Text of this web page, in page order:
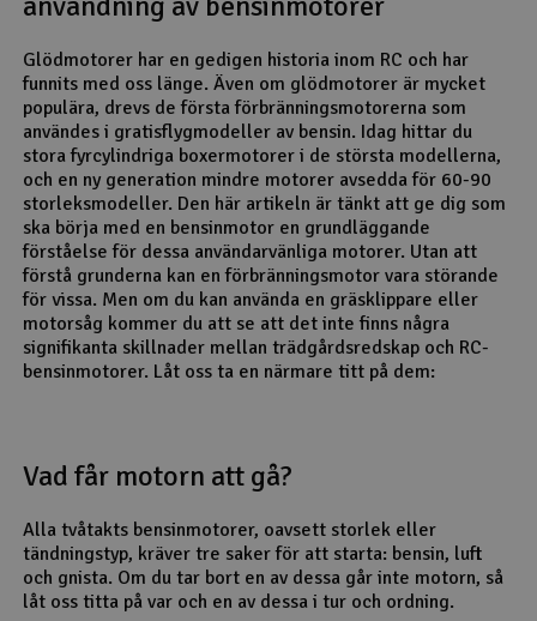
Raketer
Scooter & elfordon
Smarthem, lek och hobby
Solenergi
Verktyg, utrustning och tillbehör
Presentkort
Glödmotorer har en gedigen historia inom RC och har
funnits med oss länge. Även om glödmotorer är mycket
populära, drevs de första förbränningsmotorerna som
användes i gratisflygmodeller av bensin. Idag hittar du
stora fyrcylindriga boxermotorer i de största modellerna,
och en ny generation mindre motorer avsedda för 60-90
storleksmodeller. Den här artikeln är tänkt att ge dig som
ska börja med en bensinmotor en grundläggande
förståelse för dessa användarvänliga motorer. Utan att
förstå grunderna kan en förbränningsmotor vara störande
för vissa. Men om du kan använda en gräsklippare eller
motorsåg kommer du att se att det inte finns några
signifikanta skillnader mellan trädgårdsredskap och RC-
bensinmotorer. Låt oss ta en närmare titt på dem:
Vad får motorn att gå?
Alla tvåtakts bensinmotorer, oavsett storlek eller
tändningstyp, kräver tre saker för att starta: bensin, luft
och gnista. Om du tar bort en av dessa går inte motorn, så
låt oss titta på var och en av dessa i tur och ordning.